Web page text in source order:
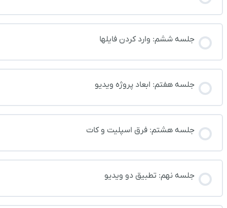
جلسه ششم: وارد کردن فایلها
جلسه هفتم: ابعاد پروژه ویدیو
جلسه هشتم: فرق اسپلیت و کات
جلسه نهم: تطبیق دو ویدیو